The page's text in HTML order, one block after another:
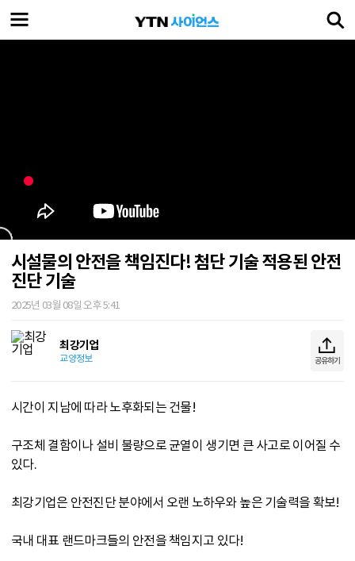
시설물의 안전을 책임진다! 첨단 기술 적용된 안전
진단 기술
2025년 03월 08일 오후 5:41
최강기업
교양정보 공유하기
시간이 지남에 따라 노후화되는 건물!
구조체 결함이나 설비 불량으로 균열이 생기면 큰 사고로 이어질 수
있다.
최강기업은 안전진단 분야에서 오랜 노하우와 높은 기술력을 확보!
국내 대표 랜드마크들의 안전을 책임지고 있다!